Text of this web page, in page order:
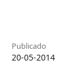
Publicado
20-05-2014